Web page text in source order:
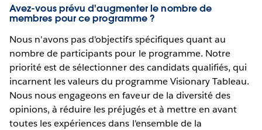
Avez-vous prévu d'augmenter le nombre de
membres pour ce programme ?
Nous n'avons pas d'objectifs spécifiques quant au
nombre de participants pour le programme. Notre
priorité est de sélectionner des candidats qualifiés, qui
incarnent les valeurs du programme Visionary Tableau.
Nous nous engageons en faveur de la diversité des
opinions, à réduire les préjugés et à mettre en avant
toutes les expériences dans l'ensemble de la